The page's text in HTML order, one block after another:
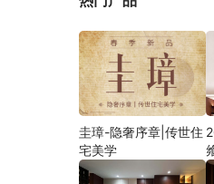
圭璋-隐奢序章|传世住
宅美学